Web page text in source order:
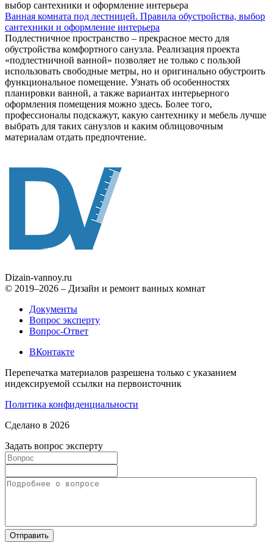
Ванная комната под лестницей. Правила обустройства, выбор
сантехники и оформление интерьера
Подлестничное пространство – прекрасное место для
обустройства комфортного санузла. Реализация проекта
«подлестничной ванной» позволяет не только с пользой
использовать свободные метры, но и оригинально обустроить
функциональное помещение. Узнать об особенностях
планировки ванной, а также вариантах интерьерного
оформления помещения можно здесь. Более того,
профессионалы подскажут, какую сантехнику и мебель лучше
выбрать для таких санузлов и каким облицовочным
материалам отдать предпочтение.
Dizain-vannoy.ru
© 2019–2026 – Дизайн и ремонт ванных комнат
Документы
Вопрос эксперту
Вопрос-Ответ
ВКонтакте
Перепечатка материалов разрешена только с указанием
индексируемой ссылки на первоисточник
Политика конфиденциальности
Сделано в 2026
Задать вопрос эксперту